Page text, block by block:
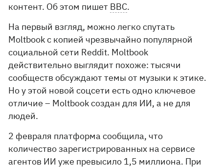
контент. Об этом пишет BBC.
На первый взгляд, можно легко спутать
Moltbook с копией чрезвычайно популярной
социальной сети Reddit. Moltbook
действительно выглядит похоже: тысячи
сообществ обсуждают темы от музыки к этике.
Но у этой новой соцсети есть одно ключевое
отличие – Moltbook создан для ИИ, а не для
людей.
2 февраля платформа сообщила, что
количество зарегистрированных на сервисе
агентов ИИ уже превысило 1,5 миллиона. При